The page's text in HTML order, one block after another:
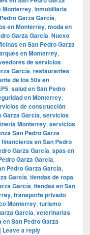
Monterrey, inmobiliaria
Garza García,
en Monterrey, moda en
Garza García, Nuevo
en San Pedro Garza
en Monterrey,
de servicios
García, restaurantes
de los 50s en
, salud en San Pedro
en Monterrey,
de construcción
Garza García, servicios
Monterrey, servicios
San Pedro Garza
en San Pedro
Garza García, spas en
Garza García,
Pedro Garza García,
García, tiendas de ropa
García, tiendas en San
, transporte privado
Monterrey, turismo
García, veterinarias
San Pedro Garza
| Leave a reply